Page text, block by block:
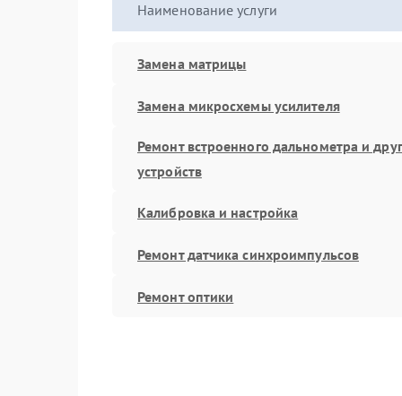
Наименование услуги
Замена матрицы
Замена микросхемы усилителя
Ремонт встроенного дальнометра и
устройств
Калибровка и настройка
Ремонт датчика синхроимпульсов
Ремонт оптики